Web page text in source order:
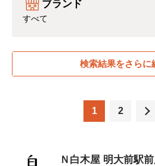
ブランド
すべて
検索結果をさらに
1 2
Ｎ白木屋 明大前駅